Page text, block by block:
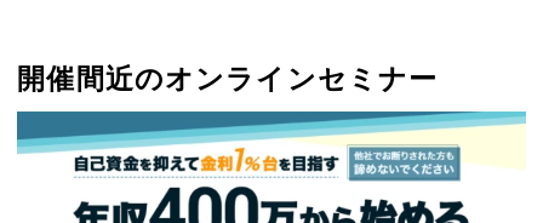
開催間近のオンラインセミナー